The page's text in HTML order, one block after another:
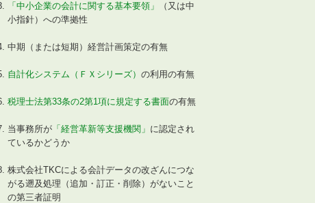
「中小企業の会計に関する基本要領」
（又は中
小指針）への準拠性
中期（または短期）経営計画策定の有無
自計化システム（ＦＸシリーズ） の利用の有無
税理士法第33条の2第1項に規定する書面の有無
当事務所が 「経営革新等支援機関」 に認定され
ているかどうか
株式会社TKCによる会計データの改ざんにつな
がる遡及処理（追加・訂正・削除）がないこと
の第三者証明